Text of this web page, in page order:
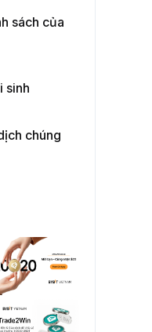
sách của
sinh
chúng